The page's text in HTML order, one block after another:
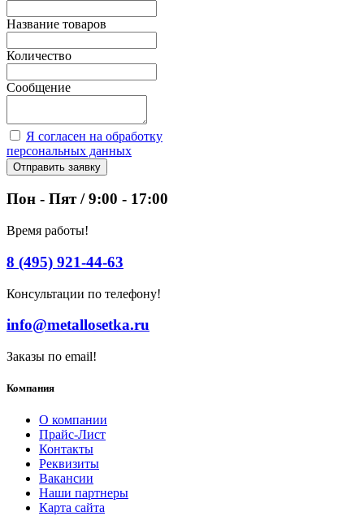
Название товаров
Количество
Сообщение
Я согласен на обработку
персональных данных
Отправить заявку
Пон - Пят / 9:00 - 17:00
Время работы!
8 (495) 921-44-63
Консультации по телефону!
info@metallosetka.ru
Заказы по email!
Компания
О компании
Прайс-Лист
Контакты
Реквизиты
Вакансии
Наши партнеры
Карта сайта